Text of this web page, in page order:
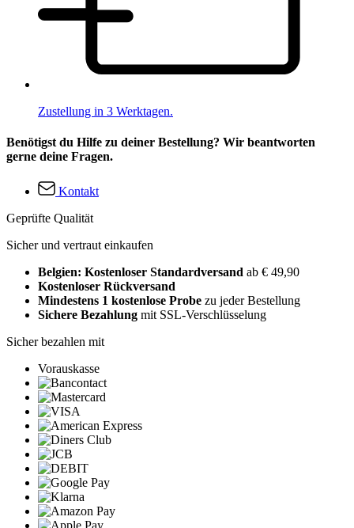
Zustellung in 3 Werktagen.
Benötigst du Hilfe zu deiner Bestellung? Wir beantworten
gerne deine Fragen.
Kontakt
Geprüfte Qualität
Sicher und vertraut einkaufen
Belgien: Kostenloser Standardversand ab € 49,90
Kostenloser Rückversand
Mindestens 1 kostenlose Probe zu jeder Bestellung
Sichere Bezahlung mit SSL-Verschlüsselung
Sicher bezahlen mit
Vorauskasse